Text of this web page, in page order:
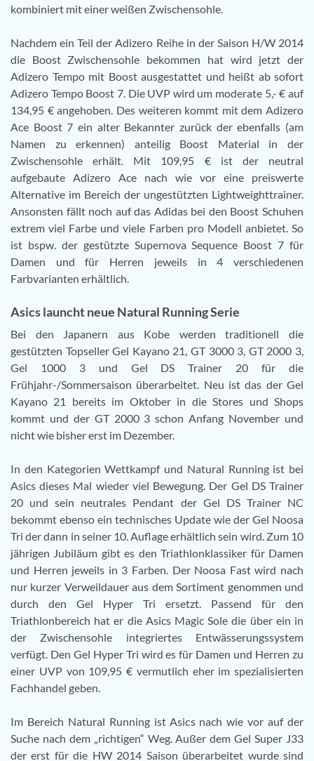
kombiniert mit einer weißen Zwischensohle.
Nachdem ein Teil der Adizero Reihe in der Saison H/W 2014
die Boost Zwischensohle bekommen hat wird jetzt der
Adizero Tempo mit Boost ausgestattet und heißt ab sofort
Adizero Tempo Boost 7. Die UVP wird um moderate 5,- € auf
134,95 € angehoben. Des weiteren kommt mit dem Adizero
Ace Boost 7 ein alter Bekannter zurück der ebenfalls (am
Namen zu erkennen) anteilig Boost Material in der
Zwischensohle erhält. Mit 109,95 € ist der neutral
aufgebaute Adizero Ace nach wie vor eine preiswerte
Alternative im Bereich der ungestützten Lightweighttrainer.
Ansonsten fällt noch auf das Adidas bei den Boost Schuhen
extrem viel Farbe und viele Farben pro Modell anbietet. So
ist bspw. der gestützte Supernova Sequence Boost 7 für
Damen und für Herren jeweils in 4 verschiedenen
Farbvarianten erhältlich.
Asics launcht neue Natural Running Serie
Bei den Japanern aus Kobe werden traditionell die
gestützten Topseller Gel Kayano 21, GT 3000 3, GT 2000 3,
Gel 1000 3 und Gel DS Trainer 20 für die
Frühjahr-/Sommersaison überarbeitet. Neu ist das der Gel
Kayano 21 bereits im Oktober in die Stores und Shops
kommt und der GT 2000 3 schon Anfang November und
nicht wie bisher erst im Dezember.
In den Kategorien Wettkampf und Natural Running ist bei
Asics dieses Mal wieder viel Bewegung. Der Gel DS Trainer
20 und sein neutrales Pendant der Gel DS Trainer NC
bekommt ebenso ein technisches Update wie der Gel Noosa
Tri der dann in seiner 10. Auflage erhältlich sein wird. Zum 10
jährigen Jubiläum gibt es den Triathlonklassiker für Damen
und Herren jeweils in 3 Farben. Der Noosa Fast wird nach
nur kurzer Verweildauer aus dem Sortiment genommen und
durch den Gel Hyper Tri ersetzt. Passend für den
Triathlonbereich hat er die Asics Magic Sole die über ein in
der Zwischensohle integriertes Entwässerungssystem
verfügt. Den Gel Hyper Tri wird es für Damen und Herren zu
einer UVP von 109,95 € vermutlich eher im spezialisierten
Fachhandel geben.
Im Bereich Natural Running ist Asics nach wie vor auf der
Suche nach dem „richtigen“ Weg. Außer dem Gel Super J33
der erst für die HW 2014 Saison überarbeitet wurde sind